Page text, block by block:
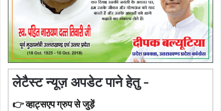
लेटैस्ट न्यूज़ अपडेट पाने हेतु -
👉व्हाट्सएप ग्रुप से जुड़ें